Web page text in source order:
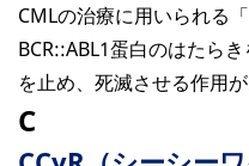
CMLの治療に用いられる
BCR::ABL1蛋白のはたら
を止め、死滅させる作用
C